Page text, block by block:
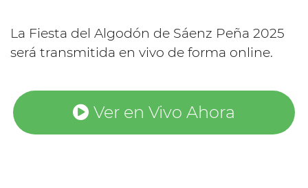
La Fiesta del Algodón de Sáenz Peña 2025
será transmitida en vivo de forma online.
Ver en Vivo Ahora